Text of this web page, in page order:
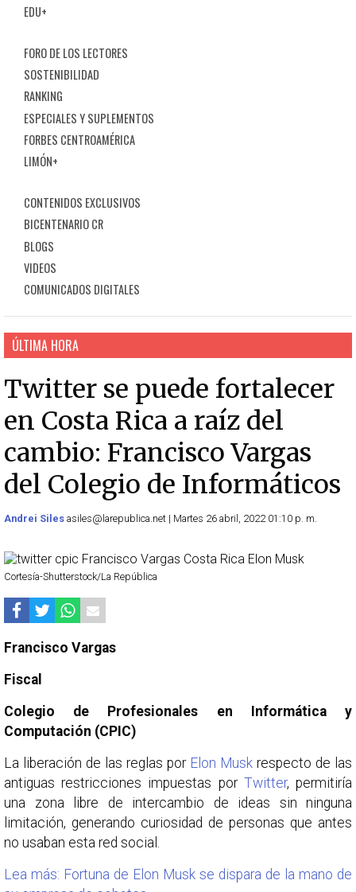
EDU+
FORO DE LOS LECTORES
SOSTENIBILIDAD
RANKING
ESPECIALES Y SUPLEMENTOS
FORBES CENTROAMÉRICA
LIMÓN+
CONTENIDOS EXCLUSIVOS
BICENTENARIO CR
BLOGS
VIDEOS
COMUNICADOS DIGITALES
ÚLTIMA HORA
Twitter se puede fortalecer
en Costa Rica a raíz del
cambio: Francisco Vargas
del Colegio de Informáticos
Andrei Siles asiles@larepublica.net | Martes 26 abril, 2022 01:10 p. m.
Cortesía-Shutterstock/La República
Francisco Vargas
Fiscal
Colegio de Profesionales en Informática y
Computación (CPIC)
La liberación de las reglas por Elon Musk respecto de las
antiguas restricciones impuestas por Twitter, permitiría
una zona libre de intercambio de ideas sin ninguna
limitación, generando curiosidad de personas que antes
no usaban esta red social.
Lea más: Fortuna de Elon Musk se dispara de la mano de